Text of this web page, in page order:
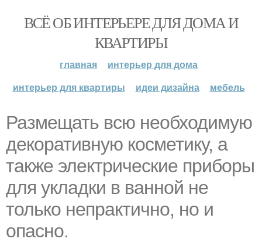
ВСЁ ОБ ИНТЕРЬЕРЕ ДЛЯ ДОМА И
КВАРТИРЫ
главная
интерьер для дома
интерьер для квартиры
идеи дизайна мебель
Размещать всю необходимую
декоративную косметику, а
также электрические приборы
для укладки в ванной не
только непрактично, но и
опасно.